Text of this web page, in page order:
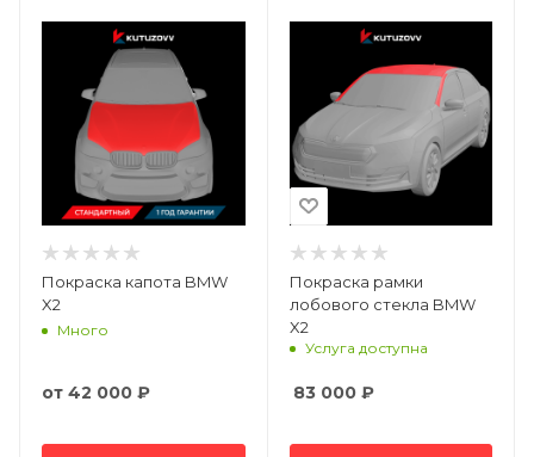
Покраска капота BMW
X2
Много
от 42 000 ₽
Покраска рамки
лобового стекла BMW
X2
Услуга доступна
83 000₽